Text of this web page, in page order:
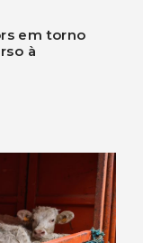
em torno
à